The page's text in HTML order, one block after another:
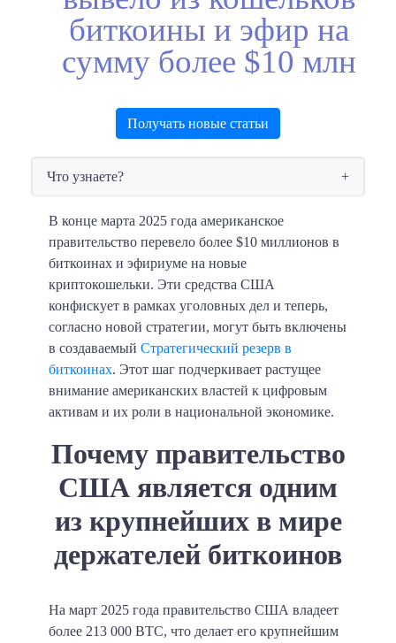
биткоины и эфир на
сумму более $10 млн
Получать новые статьи
Что узнаете?
​В конце марта 2025 года американское
правительство перевело более $10 миллионов в
биткоинах и эфириуме на новые
криптокошельки. Эти средства США
конфискует в рамках уголовных дел и теперь,
согласно новой стратегии, могут быть включены
в создаваемый Стратегический резерв в
биткоинах. Этот шаг подчеркивает растущее
внимание американских властей к цифровым
активам и их роли в национальной экономике.
Почему правительство
США является одним
из крупнейших в мире
держателей биткоинов
На март 2025 года правительство США владеет
более 213 000 BTC, что делает его крупнейшим